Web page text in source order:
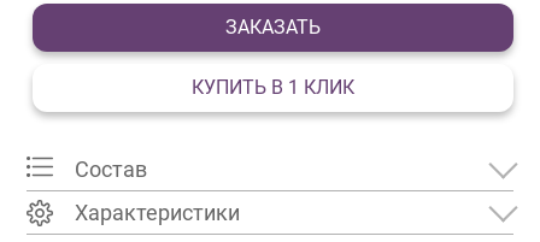
ЗАКАЗАТЬ
КУПИТЬ В 1 КЛИК
Состав
Характеристики